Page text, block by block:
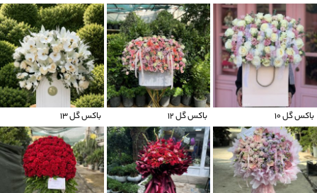
باکس گل 10 باکس گل 12 باکس گل 13